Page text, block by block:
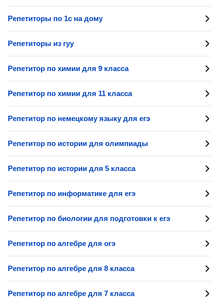
Репетиторы по 1с на дому
Репетиторы из гуу
Репетитор по химии для 9 класса
Репетитор по химии для 11 класса
Репетитор по немецкому языку для егэ
Репетитор по истории для олимпиады
Репетитор по истории для 5 класса
Репетитор по информатике для егэ
Репетитор по биологии для подготовки к егэ
Репетитор по алгебре для огэ
Репетитор по алгебре для 8 класса
Репетитор по алгебре для 7 класса